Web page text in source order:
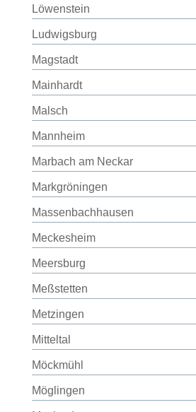
Löwenstein
Ludwigsburg
Magstadt
Mainhardt
Malsch
Mannheim
Marbach am Neckar
Markgröningen
Massenbachhausen
Meckesheim
Meersburg
Meßstetten
Metzingen
Mitteltal
Möckmühl
Möglingen